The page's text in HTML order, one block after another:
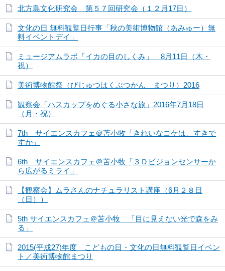
北方島文化研究会 第５７回研究会（１２月17日）
文化の日 無料観覧日行事「秋の美術博物館（あみゅー）無
料イベントデイ」
ミュージアムラボ「イカの目のしくみ」 8月11日（木・
祝）
美術博物館祭（びじゅつはくぶつかん まつり）2016
観察会「ハスカップをめぐる小さな旅」2016年7月18日
（月・祝）
7th サイエンスカフェ＠苫小牧「きれいなコケは、すきで
すか」
6th サイエンスカフェ＠苫小牧「３Ｄビジョンセンサーか
ら広がるミライ」
【観察会】ムラさんのナチュラリスト講座（6月２８日
（日））
5th サイエンスカフェ＠苫小牧 「目に見えない光で森をみ
る」
2015(平成27)年度 こどもの日・文化の日無料観覧日イベン
ト／美術博物館まつり